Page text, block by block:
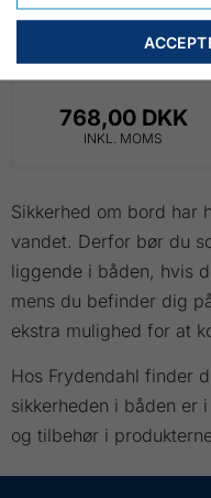
PLASTKØLLE 1,9 KG
768,00 DKK
INKL. MOMS
Sikkerhed om bord har
vandet. Derfor bør du
liggende i båden, hvis
mens du befinder dig
ekstra mulighed for at
Hos Frydendahl finder
sikkerheden i båden er
og tilbehør i